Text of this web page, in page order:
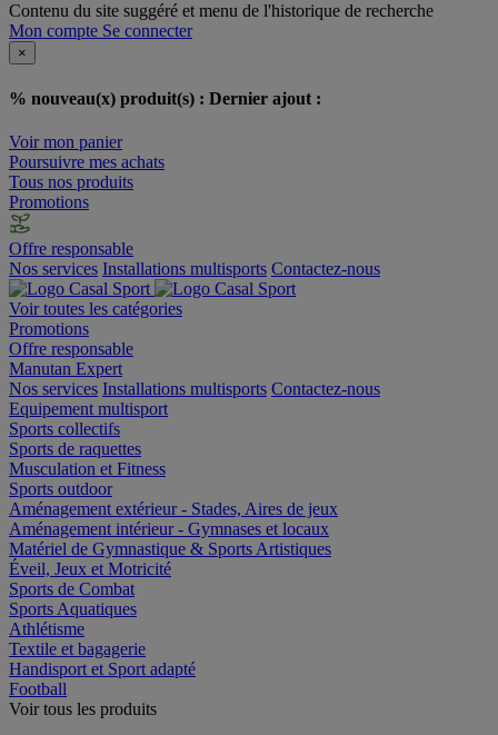
Contenu du site suggéré et menu de l'historique de recherche
Mon compte Se connecter
×
% nouveau(x) produit(s) : Dernier ajout :
Voir mon panier
Poursuivre mes achats
Tous nos produits
Promotions
Offre responsable
Nos services Installations multisports Contactez-nous
Voir toutes les catégories
Promotions
Offre responsable
Manutan Expert
Nos services Installations multisports Contactez-nous
Equipement multisport
Sports collectifs
Sports de raquettes
Musculation et Fitness
Sports outdoor
Aménagement extérieur - Stades, Aires de jeux
Aménagement intérieur - Gymnases et locaux
Matériel de Gymnastique & Sports Artistiques
Éveil, Jeux et Motricité
Sports de Combat
Sports Aquatiques
Athlétisme
Textile et bagagerie
Handisport et Sport adapté
Football
Voir tous les produits